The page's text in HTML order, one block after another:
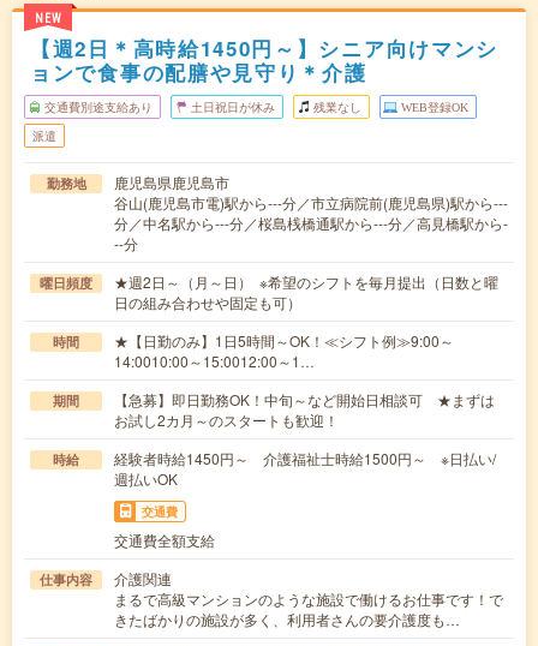
NEW
【週2日＊高時給1450円～】シニア向けマンシ
ョンで食事の配膳や見守り＊介護
交通費別途支給あり 土日祝日が休み 残業なし WEB登録OK
派遣
勤務地
鹿児島県鹿児島市
谷山(鹿児島市電)駅から---分／市立病院前(鹿児島県)駅から---
分／中名駅から---分／桜島桟橋通駅から---分／高見橋駅から-
--分
曜日頻度
★週2日～（月～日） ※希望のシフトを毎月提出（日数と曜
日の組み合わせや固定も可）
時間
★【日勤のみ】1日5時間～OK！≪シフト例≫9:00～
14:0010:00～15:0012:00～1…
期間
【急募】即日勤務OK！中旬～など開始日相談可 ★まずは
お試し2カ月～のスタートも歓迎！
時給
経験者時給1450円～ 介護福祉士時給1500円～ ※日払い/
週払いOK
交通費
交通費全額支給
仕事内容
介護関連
まるで高級マンションのような施設で働けるお仕事です！で
きたばかりの施設が多く、利用者さんの要介護度も…